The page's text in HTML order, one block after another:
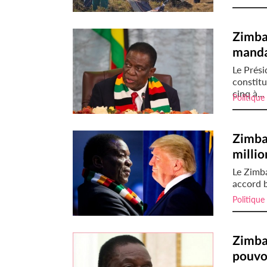
Le
cinq à...
Politique
Le
accord
Politique